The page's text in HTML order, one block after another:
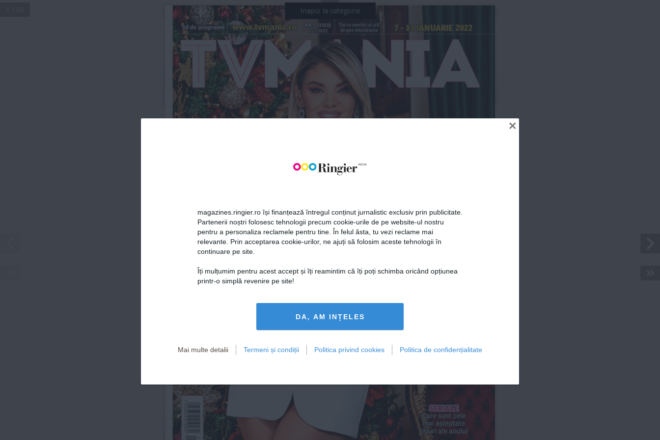
×
magazines.ringier.ro își finanțează întregul conținut jurnalistic exclusiv prin publicitate.
Partenerii noștri folosesc tehnologii precum cookie-urile de pe website-ul nostru
pentru a personaliza reclamele pentru tine. În felul ăsta, tu vezi reclame mai
relevante. Prin acceptarea cookie-urilor, ne ajuți să folosim aceste tehnologii în
continuare pe site.
Îți mulțumim pentru acest accept și îți reamintim că îți poți schimba oricând opțiunea
printr-o simplă revenire pe site!
DA, AM INȚELES
Mai multe detalii Termeni și condiții Politica privind cookies Politica de confidențialitate
Inapoi la categorie
ABONEAZĂ-TE LA NEWSLETTER
Fii la curent cu toate aparițiile din grupul Ringier.
© 2026 Ringier Romania. Toate drepturile rezervate
www.tvmania.ro Tot ce merită să ştii
despre televiziune
Nr. 1 (1213)
4.01.2022
7 - 13 ianuarie 2022
68 de programe
Ramona Olaru
începe anul
foarte îndrăgostită
SeriaLe
Care sunt cele
mai așteptate
titluri ale anului
Frumoasa de la „’Neatza cu Răzvan și Dani” a petrecut Sărbătorile